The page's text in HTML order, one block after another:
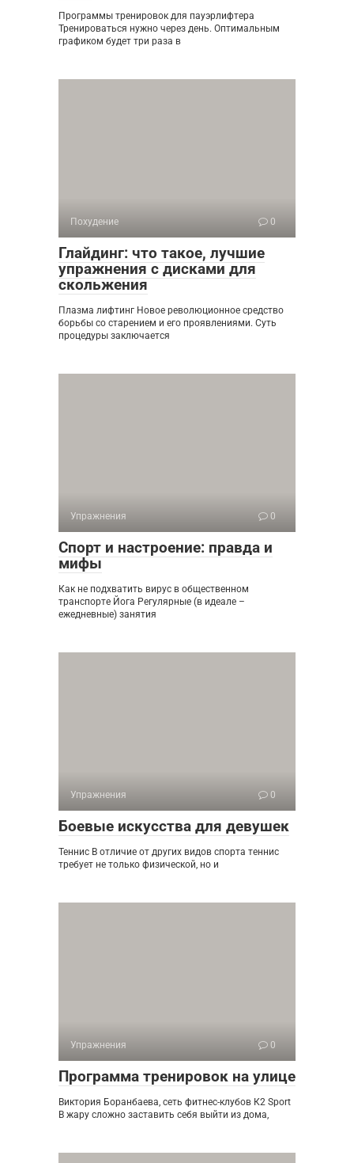
Программы тренировок для пауэрлифтера
Тренироваться нужно через день. Оптимальным
графиком будет три раза в
Похудение 0
Глайдинг: что такое, лучшие
упражнения с дисками для
скольжения
Плазма лифтинг Новое революционное средство
борьбы со старением и его проявлениями. Суть
процедуры заключается
Упражнения 0
Спорт и настроение: правда и
мифы
Как не подхватить вирус в общественном
транспорте Йога Регулярные (в идеале –
ежедневные) занятия
Упражнения 0
Боевые искусства для девушек
Теннис В отличие от других видов спорта теннис
требует не только физической, но и
Упражнения 0
Программа тренировок на улице
Виктория Боранбаева, сеть фитнес-клубов К2 Sport
В жару сложно заставить себя выйти из дома,